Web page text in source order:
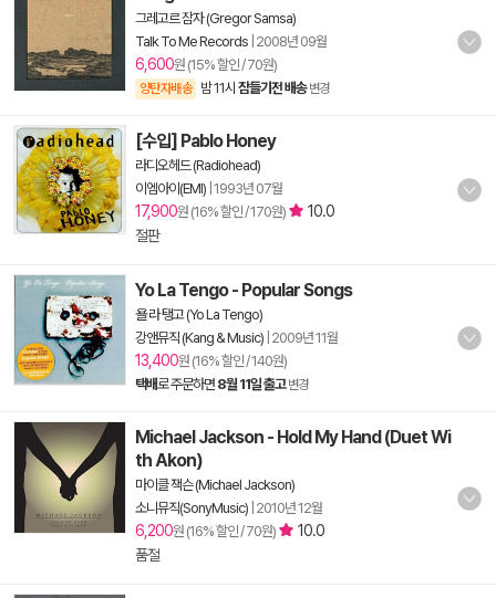
그레고르 잠자 (Gregor Samsa)
Talk To Me Records 2008년 09월
6,600원 (15% 할인 / 70원)
양탄자배송 밤 11시 잠들기전 배송 변경
[수입] Pablo Honey
라디오헤드 (Radiohead)
이엠아이(EMI) 1993년 07월
17,900원 (16% 할인 / 170원)
10.0
절판
Yo La Tengo - Popular Songs
욜 라 탱고 (Yo La Tengo)
강앤뮤직 (Kang & Music) 2009년 11월
13,400원 (16% 할인 / 140원)
택배로 주문하면 8월 11일 출고 변경
Michael Jackson - Hold My Hand (Duet Wi
th Akon)
마이클 잭슨 (Michael Jackson)
소니뮤직(SonyMusic) 2010년 12월
6,200원 (16% 할인 / 70원)
10.0
품절